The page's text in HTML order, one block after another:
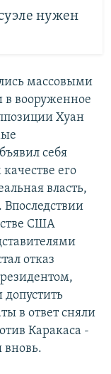
нужен
массовыми
в вооруженное
Хуан
себя
его
власть,
Впоследствии
США
отказ
допустить
в ответ сняли
Каракаса -
вновь.